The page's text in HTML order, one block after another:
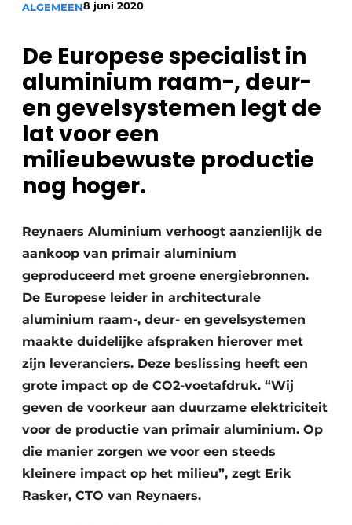
Video’s
Aanmelden
Bedrijven
Bedrijven
Contact
Beton & Staalbouw
Brandveiligheid
BIM
Evenementen
Houtbouw
HVAC
Interieurarchitectuur
Keukens
Renovatie
Software
Toegangscontrole
Veiligheid & Opleiding
ALGEMEEN8 juni 2020
De Europese specialist in
aluminium raam-, deur-
en gevelsystemen legt de
lat voor een
milieubewuste productie
nog hoger.
Reynaers Aluminium verhoogt aanzienlijk de
aankoop van primair aluminium
geproduceerd met groene energiebronnen.
De Europese leider in architecturale
aluminium raam-, deur- en gevelsystemen
maakte duidelijke afspraken hierover met
zijn leveranciers. Deze beslissing heeft een
grote impact op de CO2-voetafdruk. “Wij
geven de voorkeur aan duurzame elektriciteit
voor de productie van primair aluminium. Op
die manier zorgen we voor een steeds
kleinere impact op het milieu”, zegt Erik
Rasker, CTO van Reynaers.